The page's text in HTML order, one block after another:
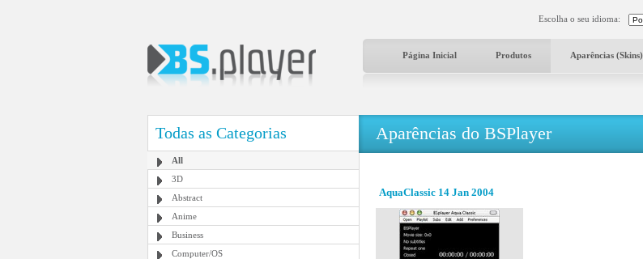
Escolha o seu idioma:
Página Inicial Produtos Aparências (Skins)
Todas as Categorias
All
3D
Abstract
Anime
Business
Computer/OS
Aparências do BSPlayer
AquaClassic 14 Jan 2004